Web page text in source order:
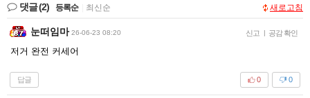
댓글(2) 등록순 최신순 새로고침
눈떠임마 26-06-23 08:20 신고 | 공감 확인
저거 완전 커세어
답글 0
0